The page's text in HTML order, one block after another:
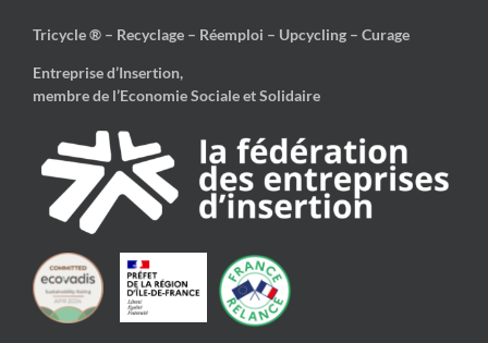
Tricycle ® – Recyclage – Réemploi – Upcycling – Curage
Entreprise d’Insertion,
membre de l’Economie Sociale et Solidaire